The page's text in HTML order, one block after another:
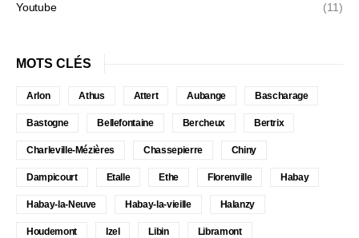
Youtube (11)
MOTS CLÉS
Arlon Athus Attert Aubange Bascharage
Bastogne Bellefontaine Bercheux Bertrix
Charleville-Mézières Chassepierre Chiny
Dampicourt Etalle Ethe Florenville Habay
Habay-la-Neuve Habay-la-vieille Halanzy
Houdemont Izel Libin Libramont